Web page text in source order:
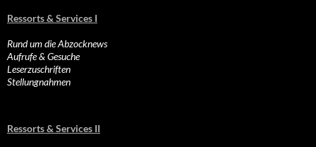
Ressorts & Services I
Rund um die Abzocknews
Aufrufe & Gesuche
Leserzuschriften
Stellungnahmen
Ressorts & Services II